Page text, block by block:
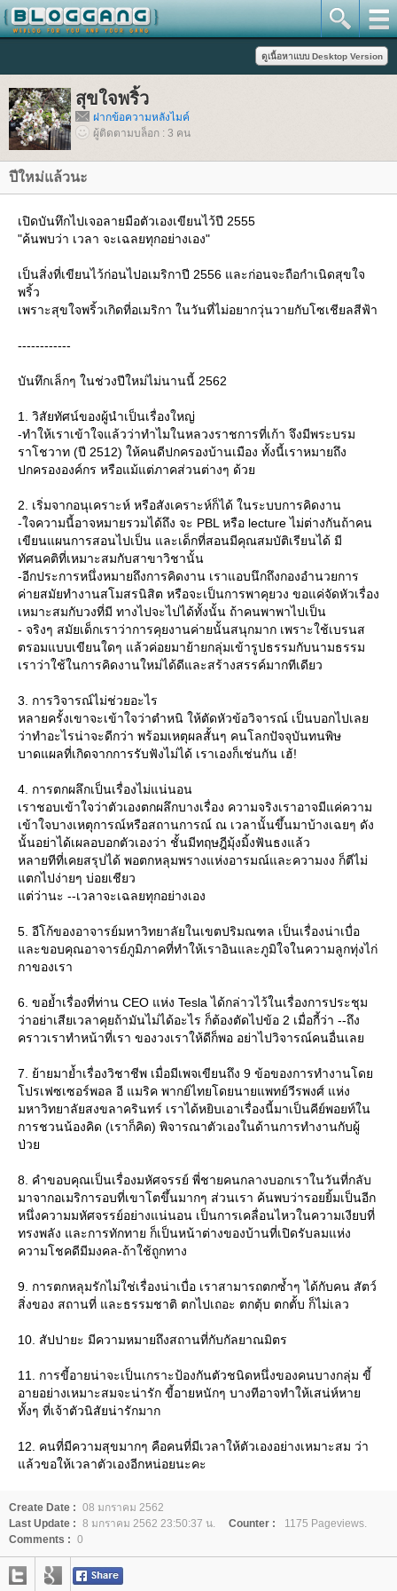
สุขใจพริ้ว
ฝากข้อความหลังไมค์
ผู้ติดตามบล็อก : 3 คน
ปีใหม่แล้วนะ
เปิดบันทึกไปเจอลายมือตัวเองเขียนไว้ปี 2555
"ค้นพบว่า เวลา จะเฉลยทุกอย่างเอง"
เป็นสิ่งที่เขียนไว้ก่อนไปอเมริกาปี 2556 และก่อนจะถือกำเนิดสุขใจ
พริ้ว
เพราะสุขใจพริ้วเกิดที่อเมริกา ในวันที่ไม่อยากวุ่นวายกับโซเชียลสีฟ้า
------------
บันทึกเล็กๆ ในช่วงปีใหม่ไม่นานนี้ 2562
1. วิสัยทัศน์ของผู้นำเป็นเรื่องใหญ่
-ทำให้เราเข้าใจแล้วว่าทำไมในหลวงราชการที่เก้า จึงมีพระบรม
ราโชวาท (ปี 2512) ให้คนดีปกครองบ้านเมือง ทั้งนี้เราหมายถึง
ปกครององค์กร หรือแม้แต่ภาคส่วนต่างๆ ด้ว
2. เริ่มจากอนุเคราะห์ หรือสังเคราะห์ก็ได้ ในระบบการคิดงาน
-ใจความนี้อาจหมายรวมได้ถึง จะ PBL หรือ lecture ไม่ต่างกันถ้าคน
เขียนแผนการสอนไปเป็น และเด็กที่สอนมีคุณสมบัติเรียนได้ มี
ทัศนคติที่เหมาะสมกับสาขาวิชานั้น
-อีกประการหนึ่งหมายถึงการคิดงาน เราแอบนึกถึงกองอำนวยการ
ค่ายสมัยทำงานสโมสรนิสิต หรือจะเป็นการพาคุยวง ขอแค่จัดหัวเรื่อง
เหมาะสมกับวงที่มี ทางไปจะไปได้ทั้งนั้น ถ้าคนพาพาไปเป็น
- จริงๆ สมัยเด็กเราว่าการคุยงานค่ายนั้นสนุกมาก เพราะใช้เบรนส
ตรอมแบบเขียนใดๆ แล้วค่อยมาย้ายกลุ่มเข้ารูปธรรมกับนามธรรม
เราว่าใช้ในการคิดงานใหม่ได้ดีและสร้างสรรค์มากทีเดียว
3. การวิจารณ์ไม่ช่วยอะไร
หลายครั้งเขาจะเข้าใจว่าตำหนิ ให้ตัดหัวข้อวิจารณ์ เป็นบอกไปเล
ว่าทำอะไรน่าจะดีกว่า พร้อมเหตุผลสั้นๆ คนโลกปัจจุบันทนพิษ
บาดแผลที่เกิดจากการรับฟังไม่ได้ เราเองก็เช่นกัน เฮ้!
4. การตกผลึกเป็นเรื่องไม่แน่นอน
เราชอบเข้าใจว่าตัวเองตกผลึกบางเรื่อง ความจริงเราอาจมีแค่ความ
เข้าใจบางเหตุการณ์หรือสถานการณ์ ณ เวลานั้นขึ้นมาบ้างเฉยๆ ดัง
นั้นอย่าได้เผลอบอกตัวเองว่า ชั้นมีทฤษฎีมุ้งมิ้งฟันธงแล้ว
หลายทีที่เคยสรุปได้ พอตกหลุมพรางแห่งอารมณ์และความงง ก็ตีไม่
ตกไปง่ายๆ บ่อยเชียว
ต่ว่านะ --เวลาจะเฉลยทุกอย่างเอง
5. อีโก้ของอาจารย์มหาวิทยาลัยในเขตปริมณฑล เป็นเรื่องน่าเบื่อ
ละขอบคุณอาจารย์ภูมิภาคที่ทำให้เราอินและภูมิใจในความลูกทุ่งไก่
กาของเรา
6. ขอย้ำเรื่องที่ท่าน CEO แห่ง Tesla ได้กล่าวไว้ในเรื่องการประชุม
ว่าอย่าเสียเวลาคุยถ้ามันไม่ได้อะไร ก็ต้องตัดไปข้อ 2 เมื่อกี้ว่า --ถึง
คราวเราทำหน้าที่เรา ของวงเราให้ดีก็พอ อย่าไปวิจารณ์คนอื่นเล
7. ย้ายมาย้ำเรื่องวิชาชีพ เมื่อมีเพจเขียนถึง 9 ข้อของการทำงานโด
ปรเฟซเซอร์พอล อี แมริค พากย์ไทยโดยนายแพทย์วีรพงศ์ แห่ง
มหาวิทยาลัยสงขลาครินทร์ เราได้หยิบเอาเรื่องนี้มาเป็นคีย์พอยท์ใน
การชวนน้องคิด (เราก็คิด) พิจารณาตัวเองในด้านการทำงานกับผู้
ป่ว
8. คำขอบคุณเป็นเรื่องมหัศจรรย์ พี่ชายคนกลางบอกเราในวันที่กลับ
มาจากอเมริการอบที่เขาโตขึ้นมากๆ ส่วนเรา ค้นพบว่ารอยยิ้มเป็นอีก
หนึ่งความมหัศจรรย์อย่างแน่นอน เป็นการเคลื่อนไหวในความเงียบที่
ทรงพลัง และการทักทาย ก็เป็นหน้าต่างของบ้านที่เปิดรับลมแห่ง
ความโชคดีมีมงคล-ถ้าใช้ถูกทาง
9. การตกหลุมรักไม่ใช่เรื่องน่าเบื่อ เราสามารถตกซ้ำๆ ได้กับคน สัตว์
สิ่งของ สถานที่ และธรรมชาติ ตกไปเถอะ ตกตุ้บ ตกตั้บ ก็ไม่เลว
10. สัปปายะ มีความหมายถึงสถานที่กับกัลยาณมิตร
11. การขี้อายน่าจะเป็นเกราะป้องกันตัวชนิดหนึ่งของคนบางกลุ่ม ขี้
อายอย่างเหมาะสมจะน่ารัก ขี้อายหนักๆ บางทีอาจทำให้เสน่ห์หา
ทั้งๆ ที่เจ้าตัวนิสัยน่ารักมาก
12. คนที่มีความสุขมากๆ คือคนที่มีเวลาให้ตัวเองอย่างเหมาะสม ว่า
ล้วขอให้เวลาตัวเองอีกหน่อยนะคะ
Create Date : 08 มกราคม 2562
Last Update : 8 มกราคม 2562 23:50:37 น. Counter :
1175 Pageviews.
Comments : 0